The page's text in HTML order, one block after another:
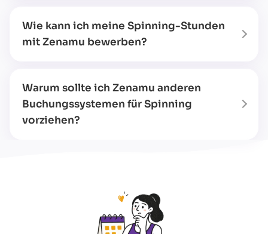
Wie kann ich meine Spinning-Stunden
mit Zenamu bewerben?
Warum sollte ich Zenamu anderen
Buchungssystemen für Spinning
vorziehen?